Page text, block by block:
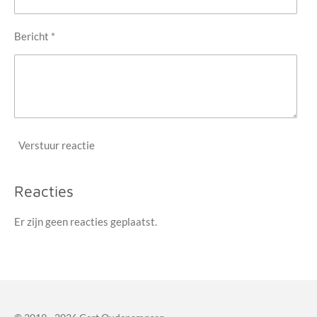
Bericht *
Verstuur reactie
Reacties
Er zijn geen reacties geplaatst.